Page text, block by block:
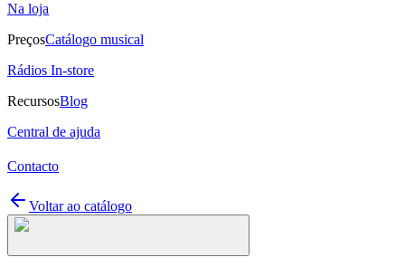
Na loja
PreçosCatálogo musical
Rádios In-store
RecursosBlog
Central de ajuda
Contacto
Voltar ao catálogo